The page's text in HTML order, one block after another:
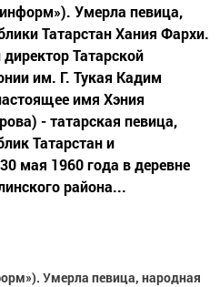
Умерла певица,
Татарстан Хания Фархи.
Татарской
им. Г. Тукая Кадим
имя Хэния
- татарская певица,
Татарстан и
мая 1960 года в деревне
района...
Умерла певица, народная